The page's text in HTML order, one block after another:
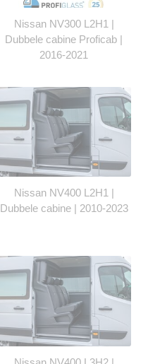
Nissan NV300 L2H1 |
Dubbele cabine Proficab |
2016-2021
Nissan NV400 L2H1 |
Dubbele cabine | 2010-2023